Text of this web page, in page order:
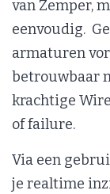
van Zemper,
eenvoudig.
armaturen
betrouwbaar
krachtige
of failure.
Via een
je realtime